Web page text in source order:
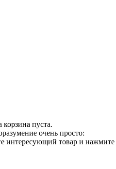
пуста.
очень просто:
интересующий товар и